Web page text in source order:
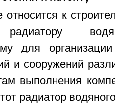
относится к
радиатору
для
и сооружений
выполнения
радиатор